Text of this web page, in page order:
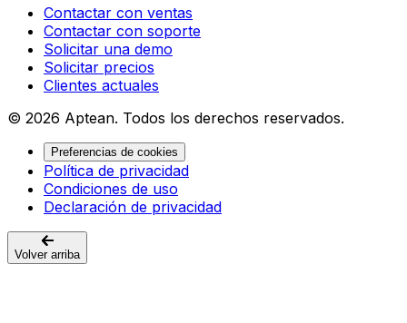
Contactar con ventas
Contactar con soporte
Solicitar una demo
Solicitar precios
Clientes actuales
© 2026 Aptean. Todos los derechos reservados.
Preferencias de cookies
Política de privacidad
Condiciones de uso
Declaración de privacidad
Volver arriba